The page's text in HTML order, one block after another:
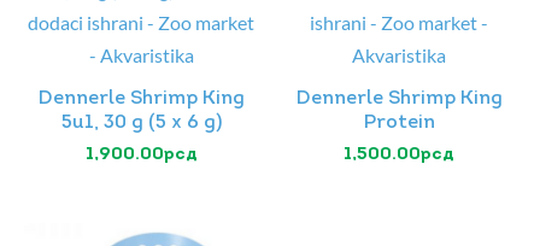
Dennerle Shrimp King
5u1, 30 g (5 x 6 g)
1,900.00рсд
Dennerle Shrimp King
Protein
1,500.00рсд